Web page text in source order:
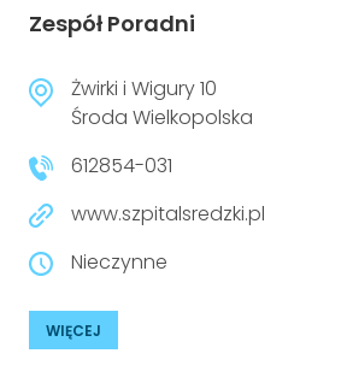
Zespół Poradni
Żwirki i Wigury 10
Środa Wielkopolska
612854-031
www.szpitalsredzki.pl
Nieczynne
WIĘCEJ